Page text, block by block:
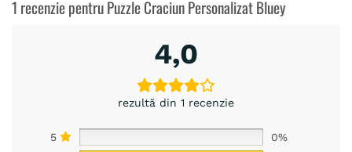
1 recenzie pentruPuzzle Craciun Personalizat Bluey
4,0
rezultă din 1 recenzie
5
0%